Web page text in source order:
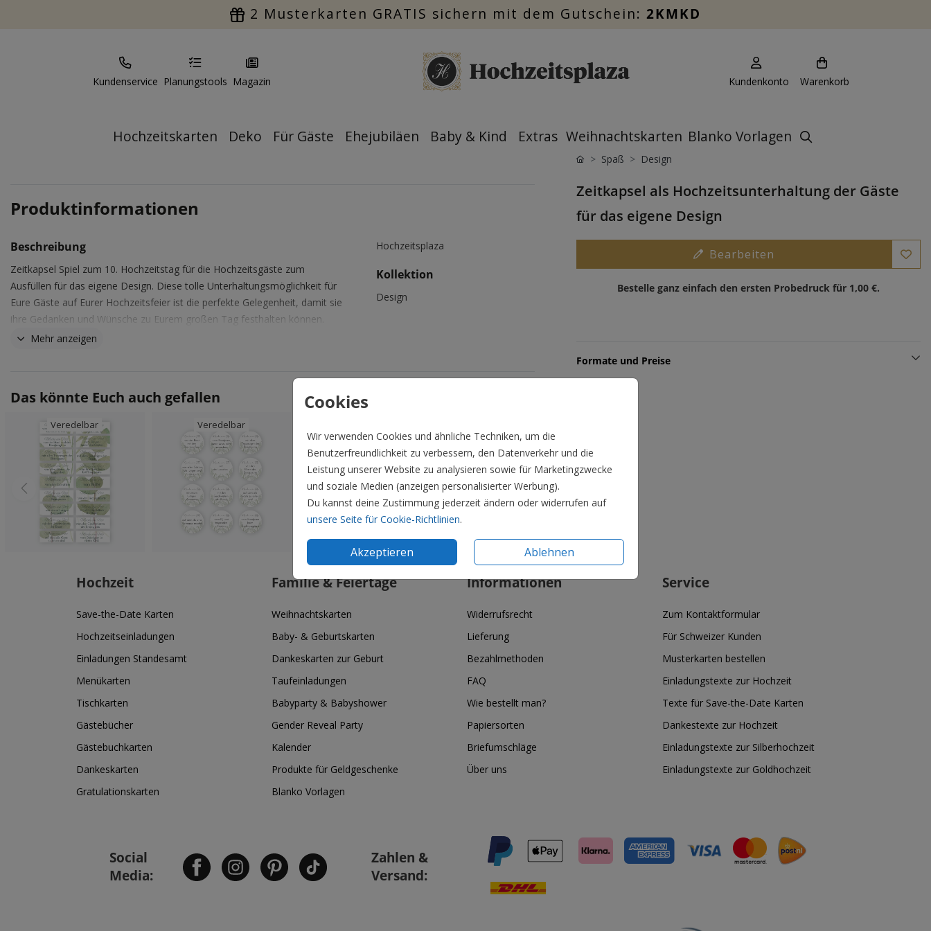
2 Musterkarten GRATIS sichern mit dem Gutschein: 2KMKD
Kundenservice Planungstools Magazin Kundenkonto Warenkorb
Hochzeitskarten Deko Für Gäste Ehejubiläen Baby & Kind Extras Weihnachtskarten Blanko Vorlagen
Cookies
Wir verwenden Cookies und ähnliche Techniken, um die
Benutzerfreundlichkeit zu verbessern, den Datenverkehr und die
Leistung unserer Website zu analysieren sowie für Marketingzwecke
und soziale Medien (anzeigen personalisierter Werbung).
Du kannst deine Zustimmung jederzeit ändern oder widerrufen auf
unsere Seite für Cookie-Richtlinien.
Akzeptieren Ablehnen
Produktinformationen
Beschreibung
Zeitkapsel Spiel zum 10. Hochzeitstag für die Hochzeitsgäste zum
Ausfüllen für das eigene Design. Diese tolle Unterhaltungsmöglichkeit für
Eure Gäste auf Eurer Hochzeitsfeier ist die perfekte Gelegenheit, damit sie
ihre Gedanken und Wünsche zu Eurem großen Tag festhalten können.
Zum 10. Hochzeitstag oder früher, könnt Ihr euch die Zeitkapsel
Mehr anzeigen
Hochzeitsplaza
Kollektion
Design
Das könnte Euch auch gefallen
Veredelbar Veredelbar
Spaß Design
Zeitkapsel als Hochzeitsunterhaltung der Gäste
für das eigene Design
Bearbeiten
Bestelle ganz einfach den ersten Probedruck für 1,00 €.
Formate und Preise
Hochzeit
Save-the-Date Karten
Hochzeitseinladungen
Einladungen Standesamt
Menükarten
Tischkarten
Gästebücher
Gästebuchkarten
Dankeskarten
Gratulationskarten
Familie & Feiertage
Weihnachtskarten
Baby- & Geburtskarten
Dankeskarten zur Geburt
Taufeinladungen
Babyparty & Babyshower
Gender Reveal Party
Kalender
Produkte für Geldgeschenke
Blanko Vorlagen
Informationen
Widerrufsrecht
Lieferung
Bezahlmethoden
FAQ
Wie bestellt man?
Papiersorten
Briefumschläge
Über uns
Service
Zum Kontaktformular
Für Schweizer Kunden
Musterkarten bestellen
Einladungstexte zur Hochzeit
Texte für Save-the-Date Karten
Dankestexte zur Hochzeit
Einladungstexte zur Silberhochzeit
Einladungstexte zur Goldhochzeit
Social
Media:
Zahlen &
Versand: